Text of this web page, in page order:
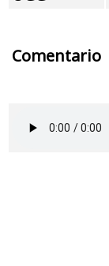
Comentario